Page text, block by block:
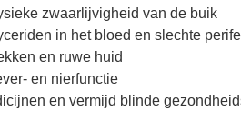
zwaarlijvigheid van de buik
in het bloed en slechte
en ruwe huid
en nierfunctie
en vermijd blinde